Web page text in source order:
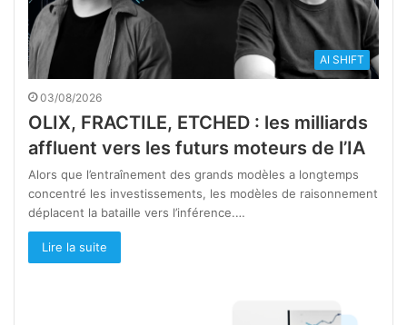
AI SHIFT
03/08/2026
OLIX, FRACTILE, ETCHED : les milliards
affluent vers les futurs moteurs de l’IA
Alors que l’entraînement des grands modèles a longtemps
concentré les investissements, les modèles de raisonnement
déplacent la bataille vers l’inférence.…
Lire la suite